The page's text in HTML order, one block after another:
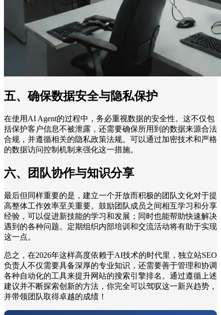
五、确保数据安全与隐私保护
在使用AI Agent的过程中，务必重视数据的安全性。这不仅包
括保护客户信息不被泄露，还需要确保所用到的数据来源合法
合规，并遵循相关的隐私政策法规。可以通过加密技术和严格
的数据访问控制机制来强化这一措施。
六、团队协作与知识分享
最后但同样重要的是，建立一个开放而积极的团队文化对于提
高整体工作效率至关重要。鼓励团队成员之间相互学习和分享
经验，可以促进新技能的学习和发展；同时也能帮助快速解决
遇到的各种问题。定期组织内部培训和交流活动将有助于实现
这一点。
总之，在2026年这样高度依赖于AI技术的时代里，独立站SEO
负责人不仅需要具备深厚的专业知识，还需要善于管理和协调
各种自动化的工具来提升网站的搜索引擎排名。通过遵循上述
建议并不断探索创新的方法，你完全可以驾驭这一新兴趋势，
并带领团队取得卓越的成绩！